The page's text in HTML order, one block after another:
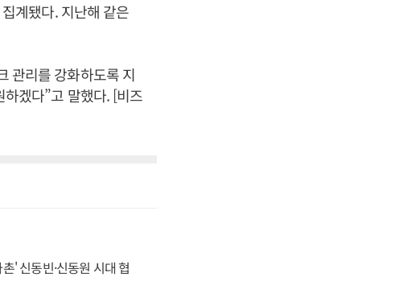
계됐다. 지난해 같은
관리를 강화하도록 지
겠다”고 말했다. [비즈
' 신동빈·신동원 시대 협